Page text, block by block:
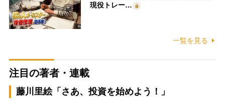
現役トレー…
一覧を見る
注目の著者・連載
藤川里絵「さあ、投資を始めよう！」